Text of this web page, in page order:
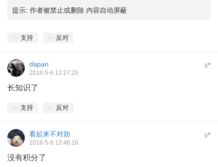
提示: 作者被禁止或删除 内容自动屏蔽
支持 反对
8#
dapan
2018-5-6 13:27:25
长知识了
支持 反对
9#
看起来不对劲
2018-5-6 13:46:16
没有积分了